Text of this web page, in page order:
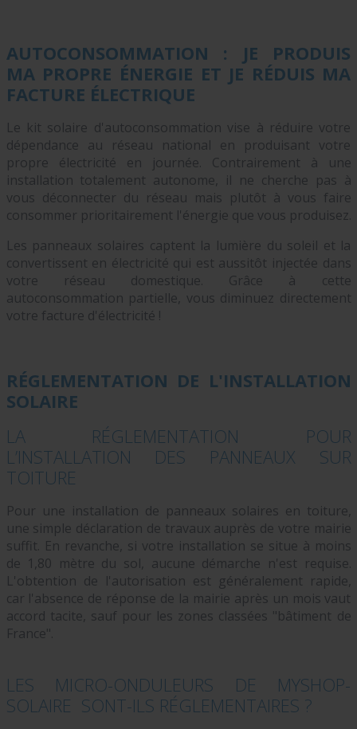
AUTOCONSOMMATION : JE PRODUIS
MA PROPRE ÉNERGIE ET JE RÉDUIS MA
FACTURE ÉLECTRIQUE
Le kit solaire d'autoconsommation vise à réduire votre
dépendance au réseau national en produisant votre
propre électricité en journée. Contrairement à une
installation totalement autonome, il ne cherche pas à
vous déconnecter du réseau mais plutôt à vous faire
consommer prioritairement l'énergie que vous produisez.
Les panneaux solaires captent la lumière du soleil et la
convertissent en électricité qui est aussitôt injectée dans
votre réseau domestique. Grâce à cette
autoconsommation partielle, vous diminuez directement
votre facture d'électricité !
RÉGLEMENTATION DE L'INSTALLATION
SOLAIRE
LA RÉGLEMENTATION POUR
L’INSTALLATION DES PANNEAUX SUR
TOITURE
Pour une installation de panneaux solaires en toiture,
une simple déclaration de travaux auprès de votre mairie
suffit. En revanche, si votre installation se situe à moins
de 1,80 mètre du sol, aucune démarche n'est requise.
L'obtention de l'autorisation est généralement rapide,
car l'absence de réponse de la mairie après un mois vaut
accord tacite, sauf pour les zones classées "bâtiment de
France".
LES MICRO-ONDULEURS DE MYSHOP-
SOLAIRE SONT-ILS RÉGLEMENTAIRES ?